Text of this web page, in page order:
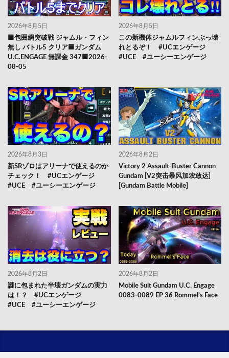
2026年8月5日
🟦包囲網突破戦 ジャムル・フィン
無し バトル5 クリア🟦ガンダム
U.C.ENGAGE 無課金 347🟦2026-
08-05
2026年8月5日
この新機体ジャムルフィンぶっ壊
れとるぞ！ #UCエンゲージ
#UCE #ユーシーエンゲージ
2026年8月3日
新SRゾロはアリーナで使えるのか
チェック！ #UCエンゲージ
#UCE #ユーシーエンゲージ
2026年8月2日
Victory 2 Assault-Buster Cannon
Gundam [V2突击暴风加农敢达]
[Gundam Battle Mobile]
2026年8月2日
謎に包まれた半壊ガンダムの実力
は！？ #UCエンゲージ
#UCE #ユーシーエンゲージ
2026年8月2日
Mobile Suit Gundam U.C. Engage
0083-0089 EP 36 Rommel’s Face